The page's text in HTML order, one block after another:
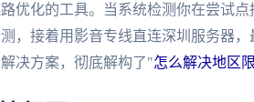
优化的工具。当系统检测你在尝试
，接着用影音专线直连深圳服务器
决方案，彻底解构了"怎么解决地区